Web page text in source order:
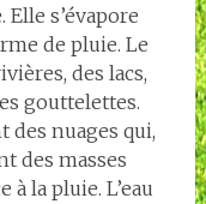
s’évapore
de pluie. Le
des lacs,
gouttelettes.
des nuages qui,
des masses
la pluie. L’eau